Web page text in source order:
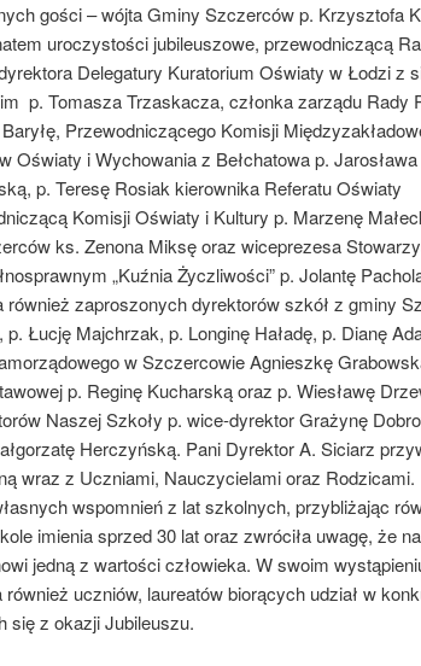
gości – wójta Gminy Szczerców p. Krzysztofa
uroczystości jubileuszowe, przewodniczącą
Delegatury Kuratorium Oświaty w Łodzi z
p. Tomasza Trzaskacza, członka zarządu Rady
Przewodniczącego Komisji
Oświaty i Wychowania z Bełchatowa p.
p. Teresę Rosiak kierownika Referatu Oświaty
Komisji Oświaty i Kultury p. Marzenę
ks. Zenona Miksę oraz wiceprezesa
„Kuźnia Życzliwości” p. Jolantę
również zaproszonych dyrektorów szkół z gminy
Łucję Majchrzak, p. Longinę Haładę, p. Dianę
w Szczercowie Agnieszkę
p. Reginę Kucharską oraz p. Wiesławę
Naszej Szkoły p. wice-dyrektor Grażynę
Herczyńską. Pani Dyrektor A. Siciarz
wraz z Uczniami, Nauczycielami oraz
wspomnień z lat szkolnych, przybliżając
imienia sprzed 30 lat oraz zwróciła uwagę, że
jedną z wartości człowieka. W swoim
uczniów, laureatów biorących udział w
się z okazji Jubileuszu.